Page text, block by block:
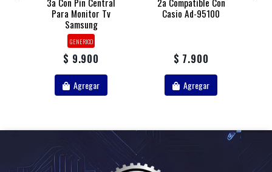
Para Monitor Tv
Samsung
GENERICO
$ 9.900
Agregar
Casio Ad-95100
$ 7.900
Agregar